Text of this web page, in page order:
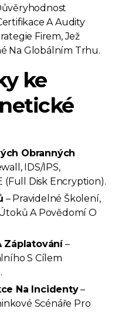
A Audity
Firem, Jež
Na Globálním Trhu.
ke
Obranných
IDS/IPS,
(Full Disk Encryption).
– Pravidelné Školení,
A Povědomí O
Záplatování–
S Cílem
Na Incidenty–
Scénáře Pro